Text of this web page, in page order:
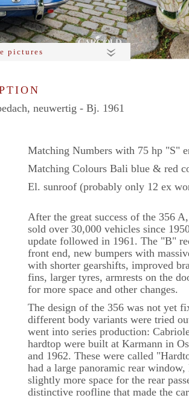
pictures
neuwertig - Bj. 1961
Matching Numbers with 75 hp "S"
Matching Colours Bali blue & red
El. sunroof (probably only 12 ex
After the great success of the 356
sold over 30,000 vehicles since
update followed in 1961. The "B"
front end, new bumpers with
with shorter gearshifts, improved
fins, larger tyres, armrests on the
for more space and other changes.
The design of the 356 was not yet
different body variants were tried
went into series production:
hardtop were built at Karmann in
and 1962. These were called
had a large panoramic rear
slightly more space for the rear
distinctive roofline that made the